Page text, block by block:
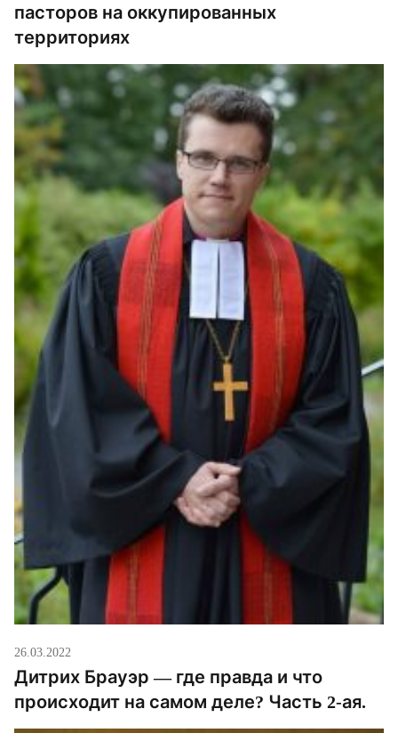
пасторов на оккупированных
территориях
26.03.2022
Дитрих Брауэр — где правда и что
происходит на самом деле? Часть 2-ая.